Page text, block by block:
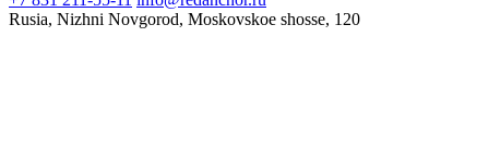
Rusia, Nizhni Novgorod, Moskovskoe shosse, 120